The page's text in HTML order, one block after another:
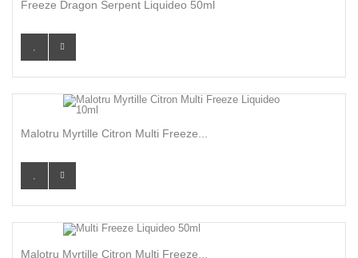
Freeze Dragon Serpent Liquideo 50ml
Malotru Myrtille Citron Multi Freeze...
Malotru Myrtille Citron Multi Freeze...